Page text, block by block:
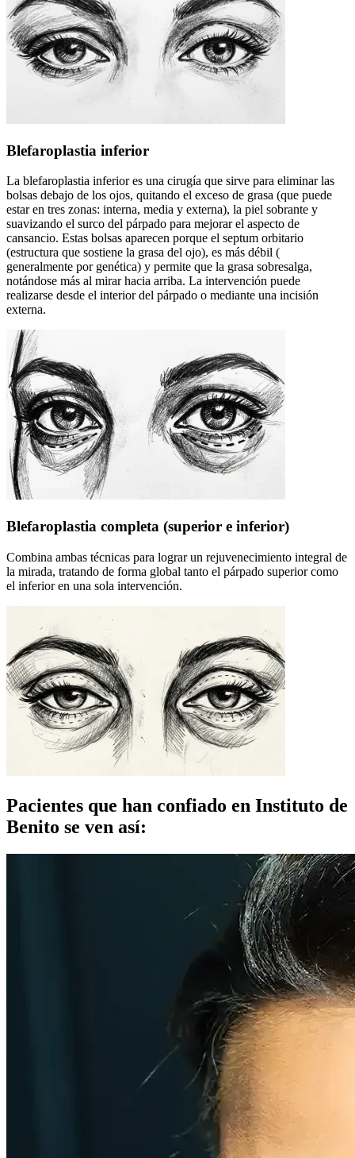
Blefaroplastia inferior
La blefaroplastia inferior es una cirugía que sirve para eliminar las
bolsas debajo de los ojos, quitando el exceso de grasa (que puede
estar en tres zonas: interna, media y externa), la piel sobrante y
suavizando el surco del párpado para mejorar el aspecto de
cansancio. Estas bolsas aparecen porque el septum orbitario
(estructura que sostiene la grasa del ojo), es más débil (
generalmente por genética) y permite que la grasa sobresalga,
notándose más al mirar hacia arriba. La intervención puede
realizarse desde el interior del párpado o mediante una incisión
externa.
Blefaroplastia completa (superior e inferior)
Combina ambas técnicas para lograr un rejuvenecimiento integral de
la mirada, tratando de forma global tanto el párpado superior como
el inferior en una sola intervención.
Pacientes que han confiado en Instituto de
Benito se ven así: